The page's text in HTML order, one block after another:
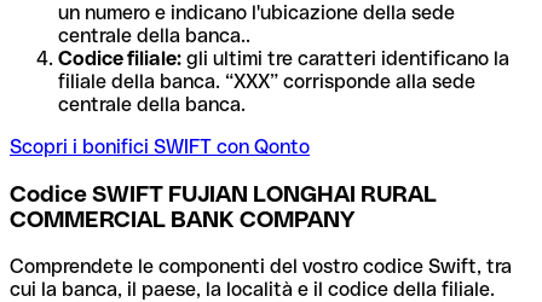
un numero e indicano l'ubicazione della sede
centrale della banca..
Codice filiale: gli ultimi tre caratteri identificano la
filiale della banca. “XXX” corrisponde alla sede
centrale della banca.
Scopri i bonifici SWIFT con Qonto
Codice SWIFT FUJIAN LONGHAI RURAL
COMMERCIAL BANK COMPANY
Comprendete le componenti del vostro codice Swift, tra
cui la banca, il paese, la località e il codice della filiale.